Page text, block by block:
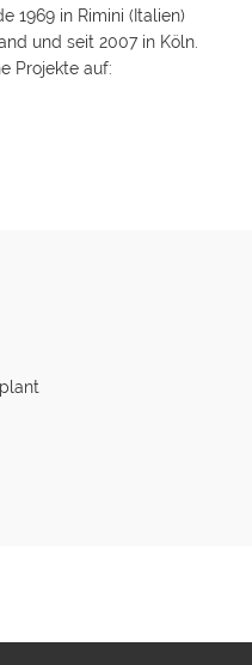
1969 in Rimini (Italien)
und seit 2007 in Köln.
Projekte auf: